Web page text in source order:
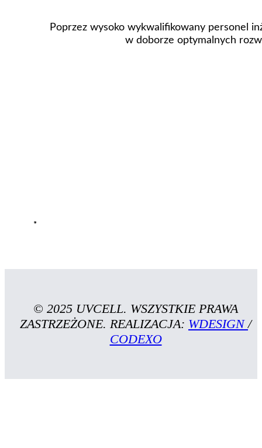
Poprzez wysoko wykwalifikowany personel
w doborze optymalnych
© 2025 UVCELL. WSZYSTKIE PRAWA
ZASTRZEŻONE. REALIZACJA: WDESIGN/
CODEXO